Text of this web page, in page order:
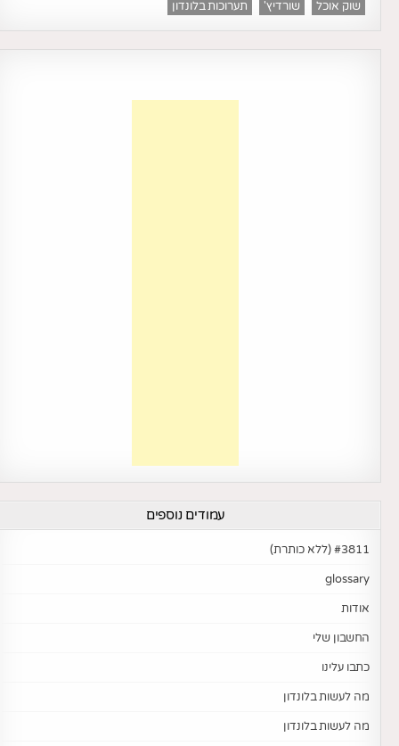
שוק אוכל
שורדיץ' תערוכות בלונדון
עמודים נוספים
#3811 (ללא כותרת)
glossary
אודות
החשבון שלי
כתבו עלינו
מה לעשות בלונדון
מה לעשות בלונדון